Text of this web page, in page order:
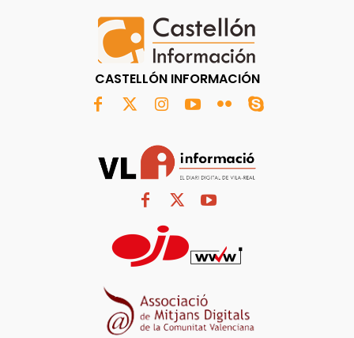
CASTELLÓN INFORMACIÓN